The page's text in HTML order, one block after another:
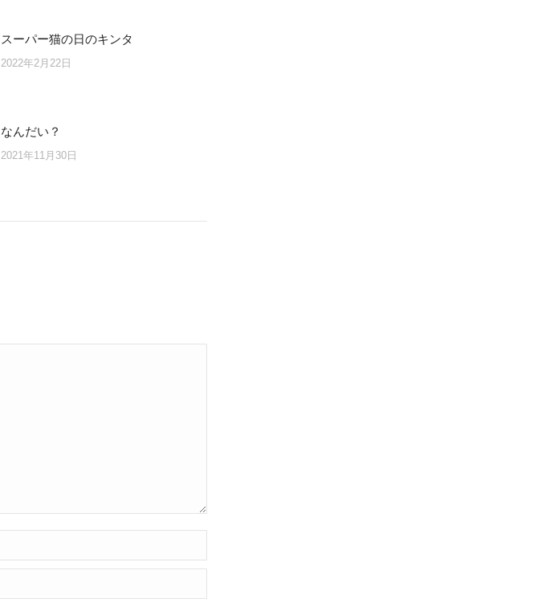
スーパー猫の日のキンタ
2022年2月22日
なんだい？
2021年11月30日